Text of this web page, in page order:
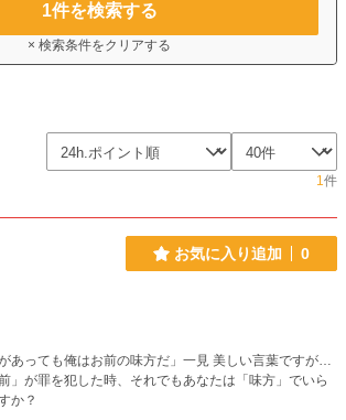
1件を検索する
× 検索条件をクリアする
1件
お気に入り追加 0
があっても俺はお前の味方だ」一見 美しい言葉ですが…
前」が罪を犯した時、それでもあなたは「味方」でいら
か？